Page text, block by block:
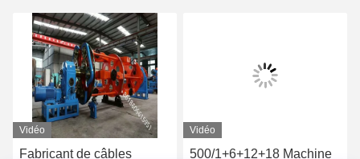
Vidéo
Fabricant de câbles
Vidéo
500/1+6+12+18 Machine